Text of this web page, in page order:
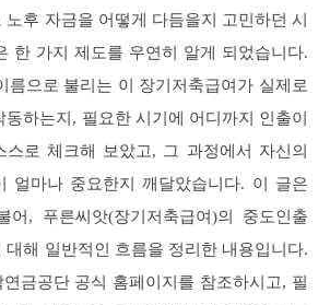
후 자금을 어떻게 다듬을지 고민하던 시
한 가지 제도를 우연히 알게 되었습니다.
름으로 불리는 이 장기저축급여가 실제로
하는지, 필요한 시기에 어디까지 인출이
스로 체크해 보았고, 그 과정에서 자신의
얼마나 중요한지 깨달았습니다. 이 글은
어, 푸른씨앗(장기저축급여)의 중도인출
대해 일반적인 흐름을 정리한 내용입니다.
금공단 공식 홈페이지를 참조하시고, 필